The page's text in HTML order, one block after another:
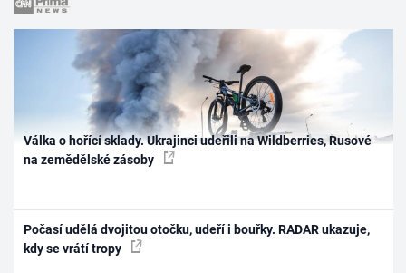
Válka o hořící sklady. Ukrajinci udeřili na Wildberries, Rusové
na zemědělské zásoby
Počasí udělá dvojitou otočku, udeří i bouřky. RADAR ukazuje,
kdy se vrátí tropy